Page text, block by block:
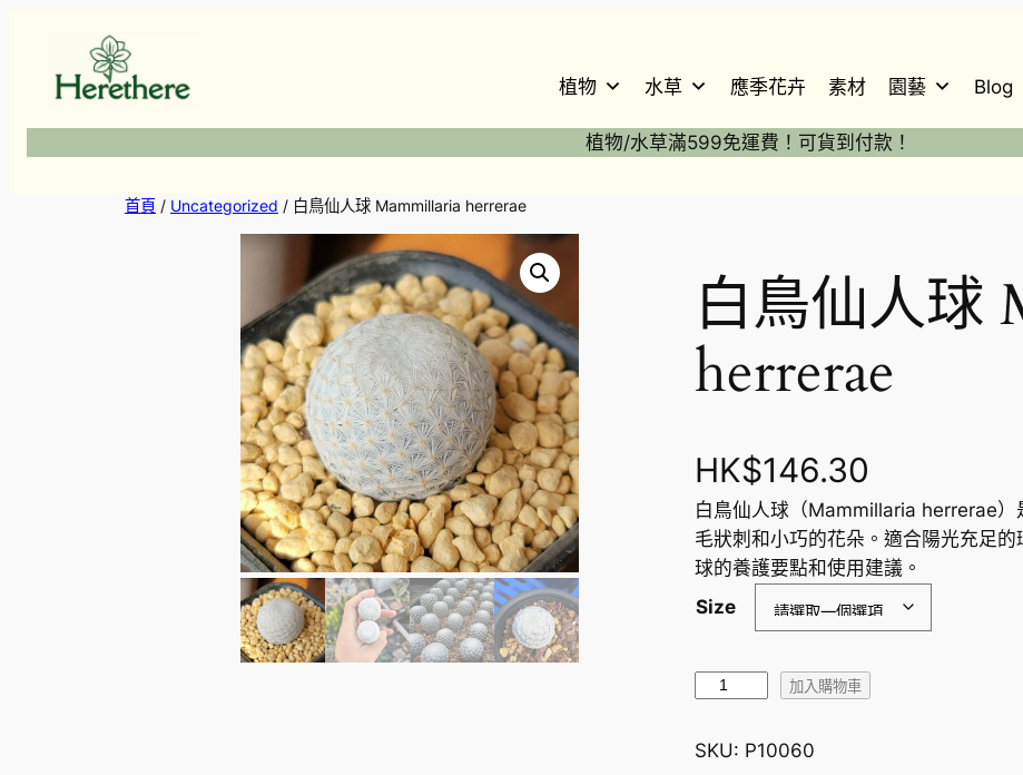
植物 水草 應季花卉 素材 園藝 Blog
植物/水草滿599免運費！可貨到付款！
首頁 / Uncategorized / 白鳥仙人球 Mammillaria herrerae
白鳥仙人球
herrerae
HK$146.30
白鳥仙人球（Mammillaria herrerae）
毛狀刺和小巧的花朵。適合陽光充足
球的養護要點和使用建議。
Size
仙
加入購物車
SKU: P10060